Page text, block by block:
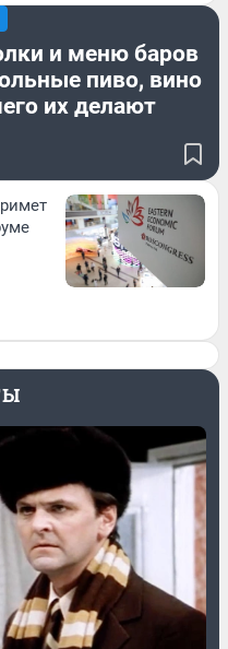
и меню баров
пиво, вино
их делают